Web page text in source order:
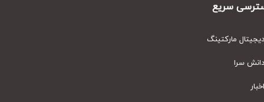
سریع
مارکتینگ
سرا